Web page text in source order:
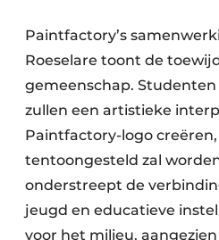
Paintfactory’s
Roeselare toont de
gemeenschap.
zullen een artistieke
Paintfactory-logo
tentoongesteld zal
onderstreept de
jeugd en educatieve
voor het milieu,